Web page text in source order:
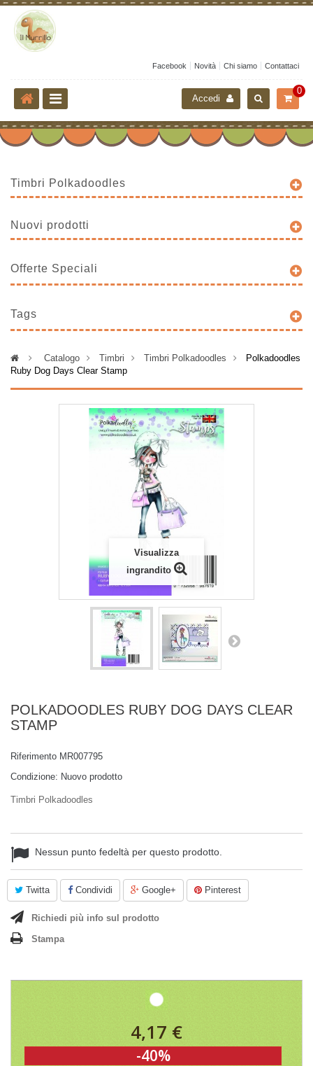
Facebook Novità Chi siamo Contattaci
0
Accedi
Timbri Polkadoodles
Nuovi prodotti
Offerte Speciali
Tags
> Catalogo > Timbri > Timbri Polkadoodles >
Polkadoodles
Ruby Dog Days Clear Stamp
Visualizza
ingrandito
POLKADOODLES RUBY DOG DAYS CLEAR
STAMP
Riferimento MR007795
Condizione: Nuovo prodotto
Timbri Polkadoodles
Nessun punto fedeltà per questo prodotto.
Twitta Condividi Google+ Pinterest
Richiedi più info sul prodotto
Stampa
4,17 €
-40%